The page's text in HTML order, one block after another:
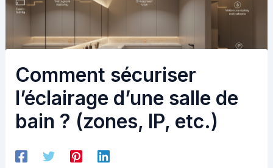
Comment sécuriser
l’éclairage d’une salle de
bain ? (zones, IP, etc.)